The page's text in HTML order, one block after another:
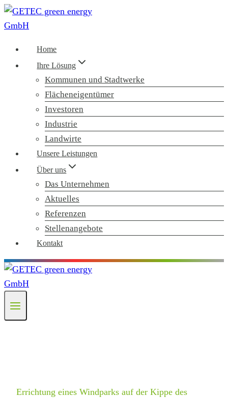
Zum
Inhalt
Home
Ihre Lösung
Kommunen und Stadtwerke
Flächeneigentümer
Investoren
Industrie
Landwirte
Unsere Leistungen
Über uns
Das Unternehmen
Aktuelles
Referenzen
Stellenangebote
Kontakt
Errichtung eines Windparks auf der Kippe des